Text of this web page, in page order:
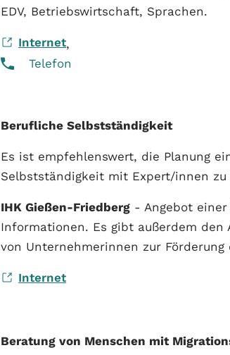
EDV, Betriebswirtschaft, Sprachen.
Internet,
Telefon
Berufliche Selbstständigkeit
Es ist empfehlenswert, die Planung
Selbstständigkeit mit Expert/innen zu
IHK Gießen-Friedberg - Angebot
Informationen. Es gibt außerdem den
von Unternehmerinnen zur
Internet
Beratung von Menschen mit